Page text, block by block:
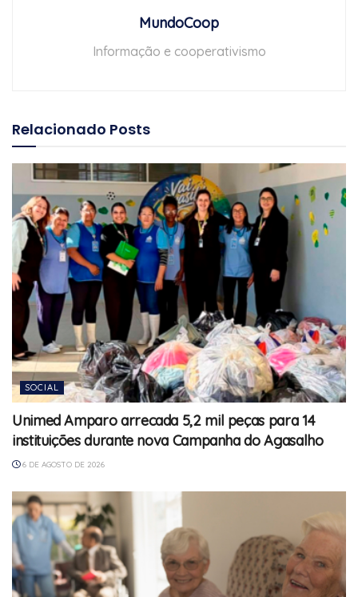
MundoCoop
Informação e cooperativismo
Relacionado Posts
SOCIAL
Unimed Amparo arrecada 5,2 mil peças para 14
instituições durante nova Campanha do Agasalho
6 DE AGOSTO DE 2026